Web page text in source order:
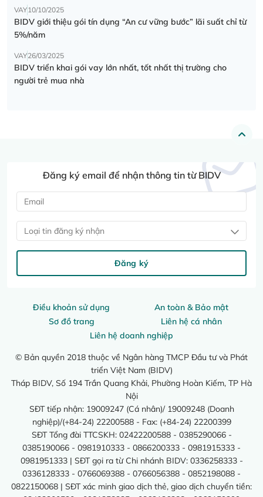
VAY10/10/2025
BIDV giới thiệu gói tín dụng “An cư vững bước” lãi suất chỉ từ
5%/năm
VAY26/03/2025
BIDV triển khai gói vay lớn nhất, tốt nhất thị trường cho
người trẻ mua nhà
Điều khoản sử dụng
An toàn & Bảo mật
Sơ đồ trang
Liên hệ cá nhân
Liên hệ doanh nghiệp
© Bản quyền 2018 thuộc về Ngân hàng TMCP Đầu tư và Phát
triển Việt Nam (BIDV)
Tháp BIDV, Số 194 Trần Quang Khải, Phường Hoàn Kiếm, TP Hà
Nội
SĐT tiếp nhận: 19009247 (Cá nhân)/ 19009248 (Doanh
nghiệp)/(+84-24) 22200588 - Fax: (+84-24) 22200399
SĐT Tổng đài TTCSKH: 02422200588 - 0385290066 -
0385190066 - 0981910333 - 0866200333 - 0981915333 -
0981951333 | SĐT gọi ra từ Chi nhánh BIDV: 0336258333 -
0336128333 - 0766069388 - 0766056388 - 0852198088 -
0822150068 | SĐT xác minh giao dịch thẻ, giao dịch chuyển tiền:
Đăng ký email để nhận thông tin từ BIDV
Loại tin đăng ký nhận
Đăng ký